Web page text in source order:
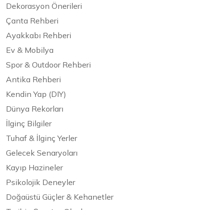
Dekorasyon Önerileri
Çanta Rehberi
Ayakkabı Rehberi
Ev & Mobilya
Spor & Outdoor Rehberi
Antika Rehberi
Kendin Yap (DIY)
Dünya Rekorları
İlginç Bilgiler
Tuhaf & İlginç Yerler
Gelecek Senaryoları
Kayıp Hazineler
Psikolojik Deneyler
Doğaüstü Güçler & Kehanetler